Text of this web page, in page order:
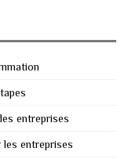
entreprises
les entreprises